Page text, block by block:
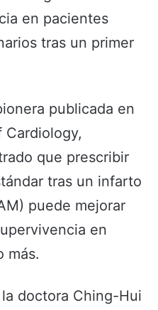
en pacientes
tras un primer
publicada en
Cardiology,
que prescribir
tras un infarto
puede mejorar
en
más.
doctora Ching-Hui